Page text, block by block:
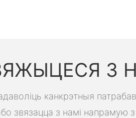
З
канкрэтныя
звязацца з намі напрамую